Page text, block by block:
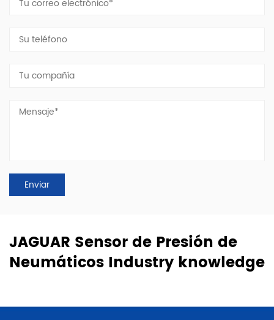
JAGUAR Sensor de Presión de
Neumáticos Industry knowledge